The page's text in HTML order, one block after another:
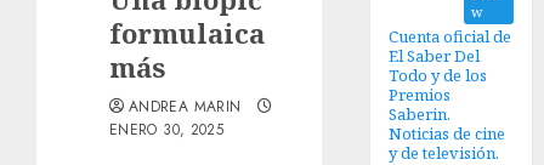
formulaica
más
ANDREA MARIN
ENERO 30, 2025
w
Cuenta oficial de
El Saber Del
Todo y de los
Premios
Saberin.
Noticias de cine
y de televisión.